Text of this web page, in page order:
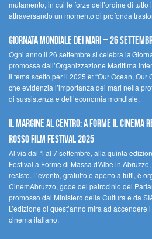
mutamento, in cui le forze dell’ordine di tutto
attraversando un momento di profonda
Giornata Mondiale dei Mari – 26
Ogni anno il 26 settembre si celebra la
promossa dall’Organizzazione Marittima
Il tema scelto per il 2025 è: “Our Ocean, Our
che evidenzia l’importanza dei mari nella
di sussistenza e dell’economia mondiale.
Il margine al centro: a Forme il cinema
Rosso Film Festival 2025
Al via dal 1 al 7 settembre, alla quinta
Festival a Forme di Massa d’Albe in
resiste. L’evento, gratuito e aperto a tutti, è
CinemAbruzzo, gode del patrocinio del
promosso dal Ministero della Cultura e da
L’edizione di quest’anno mira ad
cinema italiano.